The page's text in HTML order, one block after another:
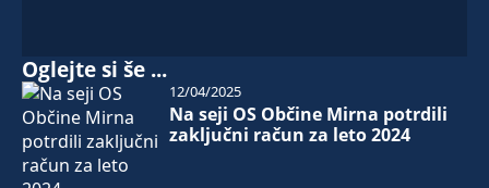
Oglejte si še ...
Na seji OS Občine Mirna potrdili
zaključni račun za leto 2024
12/04/2025